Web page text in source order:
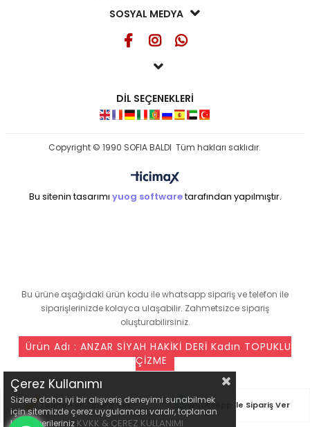
SOSYAL MEDYA
DİL SEÇENEKLERİ
Copyright © 1990 SOFIA BALDI Tüm hakları saklıdır.
Bu sitenin tasarımı yuog softwaretarafından yapılmıştır.
Çerez Kullanımı
Sizlere daha iyi bir alışveriş deneyimi sunabilmek
için sitemizde çerez uygulaması vardır, toplanan
kişisel verileriniz KVKK & ÇEREZ KULLANIMI
Bu ürüne aşağıdaki ürün kodu ile whatsapp sipariş ve telefon ile
siparişlerinizde kolayca ulaşabilir. Zahmetsizce sipariş
oluşturabilirsiniz.
Ürün Adı : ANZAR SİYAH HAKİKİ DERİ Kadın TOPUKLU
ÇİZME
WhatsApp ile Sipariş Ver
Telefon ile Sipariş Ver